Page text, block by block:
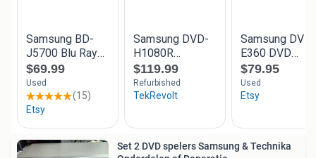
Set 2 DVD spelers Samsung & Technika